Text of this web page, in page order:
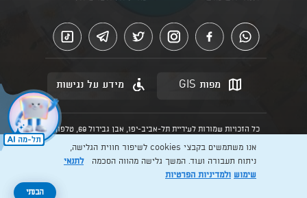
מפות GIS מידע על נגישות
כל הזכויות שמורות לעיריית תל-אביב-יפו, אבן גבירול 69, טלפון:
הנוסח המחייב הוא זה הקבוע בהוראות הדין הרלוונטיות כפי שתהיינה
בתוקף מעת לעת
Created by: Layer. Digital studio
אנו משתמשים בקבצי cookies לשיפור חווית הגלישה,
ניתוח תעבורה ועוד. המשך גלישה מהווה הסכמהלתנאי
שימוש ולמדיניות הפרטיות
הבנתי